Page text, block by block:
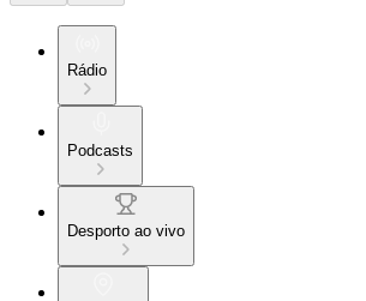
Rádio
Podcasts
Desporto ao vivo